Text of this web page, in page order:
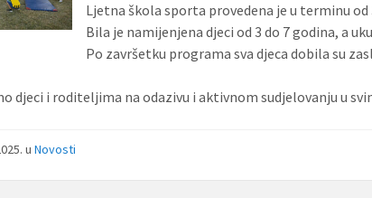
Ljetna škola sporta provedena je u terminu od
Bila je namijenjena djeci od 3 do 7 godina, a
Po završetku programa sva djeca dobila su
djeci i roditeljima na odazivu i aktivnom sudjelovanju u
uNovosti